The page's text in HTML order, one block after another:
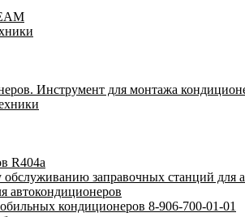
Инструмент для монтажа
R404a
заправочных станций для
автокондиционеров
кондиционеров 8-906-700-01-01